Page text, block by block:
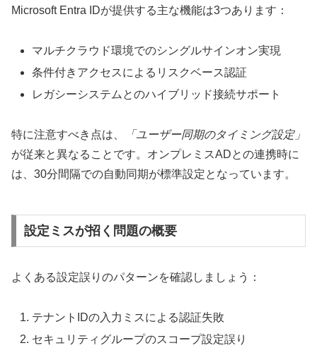
Microsoft Entra IDが提供する主な機能は3つあります：
マルチクラウド環境でのシングルサインオン実現
条件付きアクセスによるリスクベース認証
レガシーシステムとのハイブリッド接続サポート
特に注意すべき点は、
「ユーザー同期のタイミング設定」
が従来と異なることです。オンプレミスADとの連携時に
は、30分間隔での自動同期が標準設定となっています。
設定ミスが招く問題の概要
よくある設定誤りのパターンを確認しましょう：
テナントIDの入力ミスによる認証失敗
セキュリティグループのスコープ設定誤り